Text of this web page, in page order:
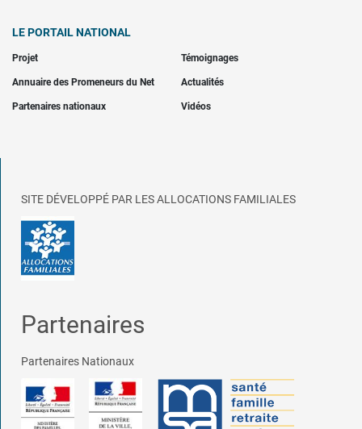
LE PORTAIL NATIONAL
Projet Témoignages
Annuaire des Promeneurs du Net Actualités
Partenaires nationaux Vidéos
SITE DÉVELOPPÉ PAR LES ALLOCATIONS FAMILIALES
Partenaires
Partenaires Nationaux